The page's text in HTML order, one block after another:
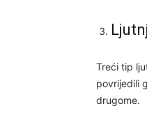
Treći tip
povrijedili
drugome.